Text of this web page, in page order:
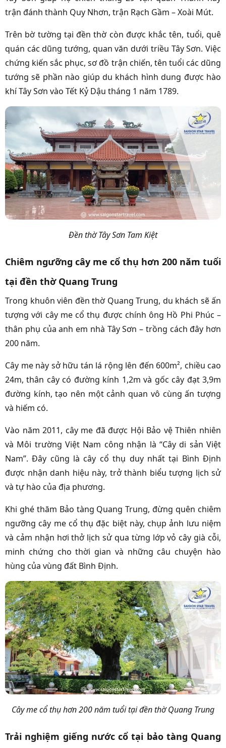
trận đánh thành Quy Nhơn, trận Rạch Gầm – Xoài Mút.
Trên bờ tường tại đền thờ còn được khắc tên, tuổi, quê
quán các dũng tướng, quan văn dưới triều Tây Sơn. Việc
chứng kiến sắc phục, sơ đồ trận chiến, tên tuổi các dũng
tướng sẽ phần nào giúp du khách hình dung được hào
khí Tây Sơn vào Tết Kỷ Dậu tháng 1 năm 1789.
Đền thờ Tây Sơn Tam Kiệt
Chiêm ngưỡng cây me cổ thụ hơn 200 năm tuổi
tại đền thờ Quang Trung
Trong khuôn viên đền thờ Quang Trung, du khách sẽ ấn
tượng với cây me cổ thụ được chính ông Hồ Phi Phúc –
thân phụ của anh em nhà Tây Sơn – trồng cách đây hơn
200 năm.
Cây me này sở hữu tán lá rộng lên đến 600m², chiều cao
24m, thân cây có đường kính 1,2m và gốc cây đạt 3,9m
đường kính, tạo nên một cảnh quan vô cùng ấn tượng
và hiếm có.
Vào năm 2011, cây me đã được Hội Bảo vệ Thiên nhiên
và Môi trường Việt Nam công nhận là “Cây di sản Việt
Nam”. Đây cũng là cây cổ thụ duy nhất tại Bình Định
được nhận danh hiệu này, trở thành biểu tượng lịch sử
và tự hào của địa phương.
Khi ghé thăm Bảo tàng Quang Trung, đừng quên chiêm
ngưỡng cây me cổ thụ đặc biệt này, chụp ảnh lưu niệm
và cảm nhận hơi thở lịch sử qua từng lớp vỏ cây già cỗi,
minh chứng cho thời gian và những câu chuyện hào
hùng của vùng đất Bình Định.
Cây me cổ thụ hơn 200 năm tuổi tại đền thờ Quang Trung
Trải nghiệm giếng nước cổ tại bảo tàng Quang